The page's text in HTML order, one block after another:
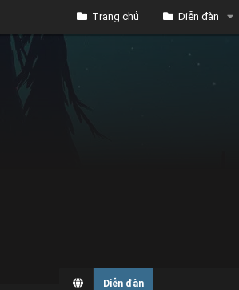
Trang chủ Diễn đàn
Diễn đàn